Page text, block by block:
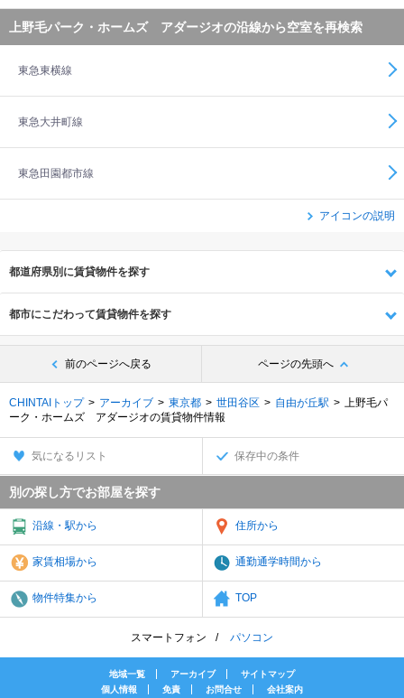
上野毛パーク・ホームズ アダージオの沿線から空室を再検索
東急東横線
東急大井町線
東急田園都市線
アイコンの説明
都道府県別に賃貸物件を探す
都市にこだわって賃貸物件を探す
前のページへ戻る ページの先頭へ
CHINTAIトップ アーカイブ 東京都 世田谷区 自由が丘駅
上野毛パ
ーク・ホームズ アダージオの賃貸物件情報
気になるリスト 保存中の条件
別の探し方でお部屋を探す
沿線・駅から 住所から
家賃相場から 通勤通学時間から
物件特集から TOP
スマートフォン パソコン
地域一覧 アーカイブ
サイトマップ
個人情報
免責 お問合せ 会社案内